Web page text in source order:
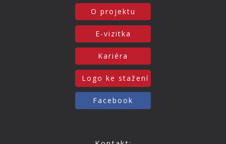
O projektu
E-vizitka
Kariéra
Logo ke stažení
Facebook